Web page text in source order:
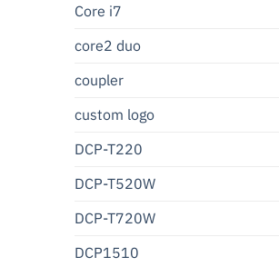
Core i7
core2 duo
coupler
custom logo
DCP-T220
DCP-T520W
DCP-T720W
DCP1510